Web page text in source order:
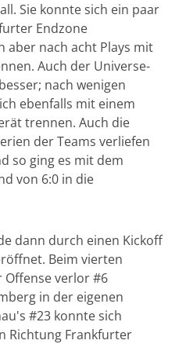
Sie konnte sich ein paar
Endzone
aber nach acht Plays mit
Auch der Universe-
nach wenigen
ebenfalls mit einem
trennen. Auch die
der Teams verliefen
so ging es mit dem
von 6:0 in die
dann durch einen Kickoff
Beim vierten
Offense verlor #6
in der eigenen
#23 konnte sich
Richtung Frankfurter